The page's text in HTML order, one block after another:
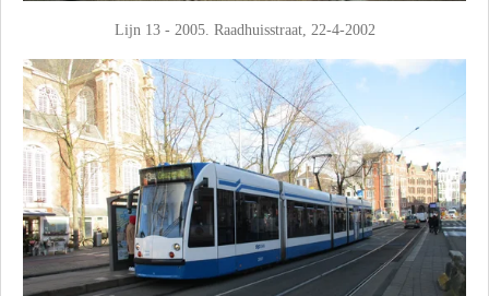
Lijn 13 - 2005. Raadhuisstraat, 22-4-2002